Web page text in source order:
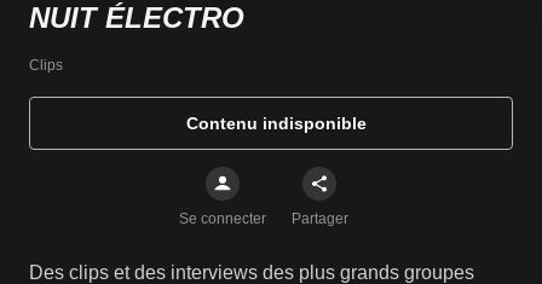
NUIT ÉLECTRO
Clips
Contenu indisponible
Se connecter Partager
Des clips et des interviews des plus grands groupes